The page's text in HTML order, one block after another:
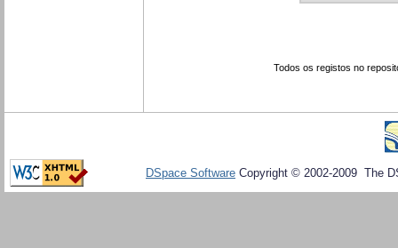
Todos os registos no
DSpace Software Copyright © 2002-2009 The